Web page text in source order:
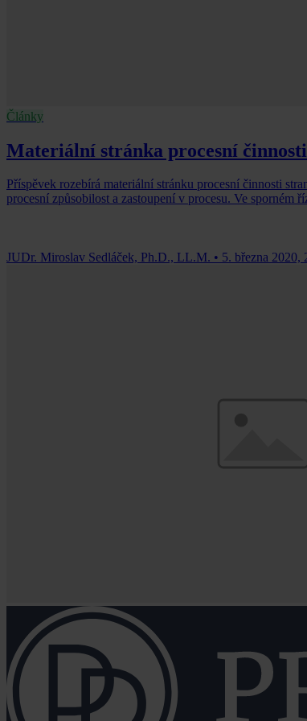
Články
Materiální stránka procesní
Příspěvek rozebírá materiální stránku procesní činnosti
procesní způsobilost a zastoupení v procesu. Ve
JUDr. Miroslav Sedláček, Ph.D., LL.M. • 5. března 2020,